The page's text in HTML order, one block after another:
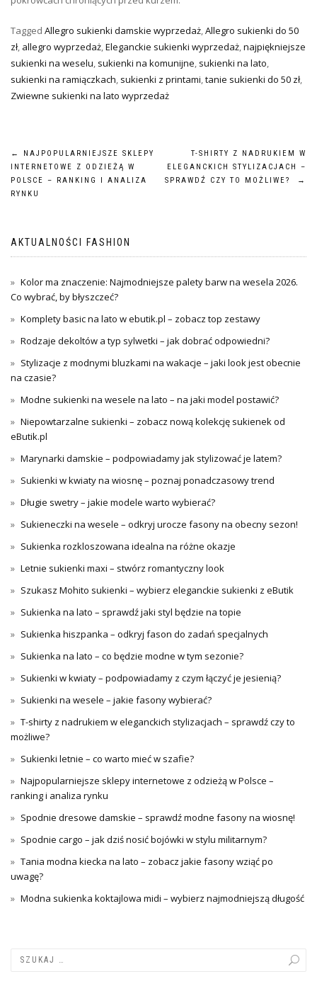
Tagged Allegro sukienki damskie wyprzedaż,Allegro sukienki do 50
zł, allegro wyprzedaż,Eleganckie sukienki wyprzedaż,najpiękniejsze
sukienki na weselu, sukienki na komunijne, sukienki na lato,
sukienki na ramiączkach, sukienki z printami,tanie sukienki do 50 zł,
Zwiewne sukienki na lato wyprzedaż
Nawigacja
wpisu
←
NAJPOPULARNIEJSZE SKLEPY
INTERNETOWE Z ODZIEŻĄ W
POLSCE – RANKING I ANALIZA
RYNKU
T-SHIRTY Z NADRUKIEM W
ELEGANCKICH STYLIZACJACH –
SPRAWDŹ CZY TO MOŻLIWE?
→
AKTUALNOŚCI FASHION
Kolor ma znaczenie: Najmodniejsze palety barw na wesela 2026.
Co wybrać, by błyszczeć?
Komplety basic na lato w ebutik.pl – zobacz top zestawy
Rodzaje dekoltów a typ sylwetki – jak dobrać odpowiedni?
Stylizacje z modnymi bluzkami na wakacje – jaki look jest obecnie
na czasie?
Modne sukienki na wesele na lato – na jaki model postawić?
Niepowtarzalne sukienki – zobacz nową kolekcję sukienek od
eButik.pl
Marynarki damskie – podpowiadamy jak stylizować je latem?
Sukienki w kwiaty na wiosnę – poznaj ponadczasowy trend
Długie swetry – jakie modele warto wybierać?
Sukieneczki na wesele – odkryj urocze fasony na obecny sezon!
Sukienka rozkloszowana idealna na różne okazje
Letnie sukienki maxi – stwórz romantyczny look
Szukasz Mohito sukienki – wybierz eleganckie sukienki z eButik
Sukienka na lato – sprawdź jaki styl będzie na topie
Sukienka hiszpanka – odkryj fason do zadań specjalnych
Sukienka na lato – co będzie modne w tym sezonie?
Sukienki w kwiaty – podpowiadamy z czym łączyć je jesienią?
Sukienki na wesele – jakie fasony wybierać?
T-shirty z nadrukiem w eleganckich stylizacjach – sprawdź czy to
możliwe?
Sukienki letnie – co warto mieć w szafie?
Najpopularniejsze sklepy internetowe z odzieżą w Polsce –
ranking i analiza rynku
Spodnie dresowe damskie – sprawdź modne fasony na wiosnę!
Spodnie cargo – jak dziś nosić bojówki w stylu militarnym?
Tania modna kiecka na lato – zobacz jakie fasony wziąć po
uwagę?
Modna sukienka koktajlowa midi – wybierz najmodniejszą długość